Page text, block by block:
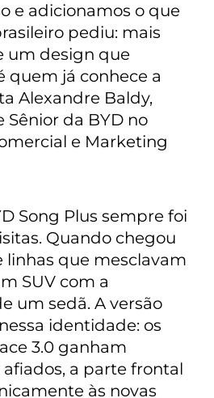
e adicionamos o que
pediu: mais
um design que
quem já conhece a
Alexandre Baldy,
Sênior da BYD no
e Marketing
Song Plus sempre foi
Quando chegou
linhas que mesclavam
SUV com a
um sedã. A versão
identidade: os
3.0 ganham
a parte frontal
às novas